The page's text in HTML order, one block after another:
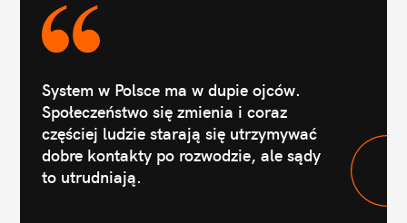
System w Polsce ma w dupie ojców.
Społeczeństwo się zmienia i coraz
częściej ludzie starają się utrzymywać
dobre kontakty po rozwodzie, ale sądy
to utrudniają.